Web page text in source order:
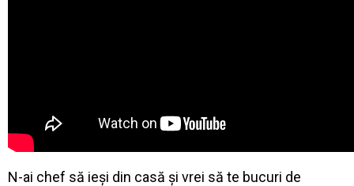
N-ai chef să ieși din casă și vrei să te bucuri de